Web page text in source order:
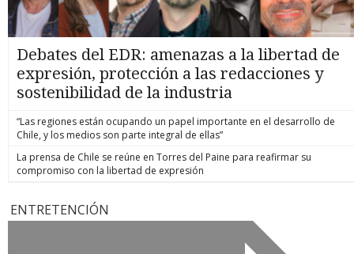
Debates del EDR: amenazas a la libertad de
expresión, protección a las redacciones y
sostenibilidad de la industria
“Las regiones están ocupando un papel importante en el desarrollo de
Chile, y los medios son parte integral de ellas”
La prensa de Chile se reúne en Torres del Paine para reafirmar su
compromiso con la libertad de expresión
ENTRETENCIÓN